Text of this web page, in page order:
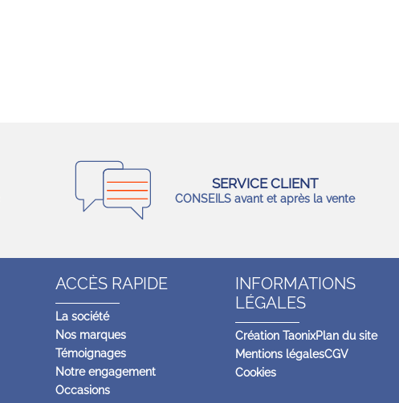
SERVICE CLIENT
CONSEILS avant et après la vente
ACCÈS RAPIDE
La société
Nos marques
Témoignages
Notre engagement
Occasions
INFORMATIONS
LÉGALES
Création TaonixPlan du site
Mentions légalesCGV
Cookies